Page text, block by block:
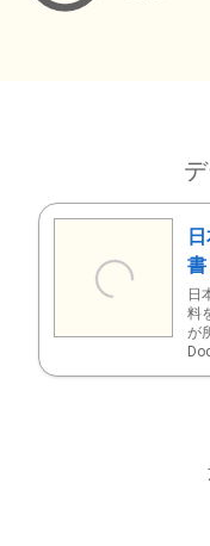
書
日
料
が